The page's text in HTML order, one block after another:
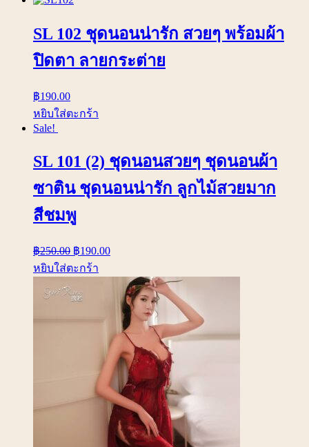
SL 102 ชุดนอนน่ารัก สวยๆ พร้อมผ้า
ปิดตา ลายกระต่าย
฿190.00
หยิบใส่ตะกร้า
Sale!
SL 101 (2) ชุดนอนสวยๆ ชุดนอนผ้า
ซาติน ชุดนอนน่ารัก ลูกไม้สวยมาก
สีชมพู
฿250.00 ฿190.00
หยิบใส่ตะกร้า